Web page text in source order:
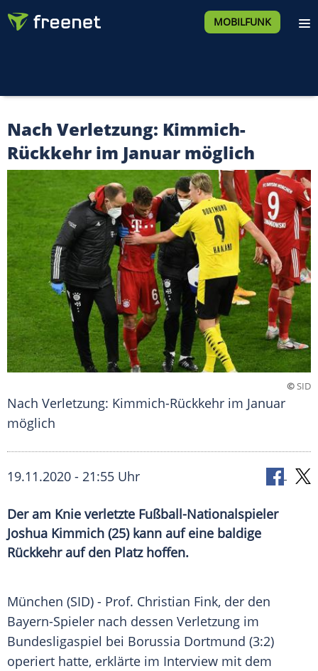
MOBILFUNK
Nach Verletzung: Kimmich-
Rückkehr im Januar möglich
©SID
Nach Verletzung: Kimmich-Rückkehr im Januar
möglich
19.11.2020 - 21:55 Uhr
Der am Knie verletzte Fußball-Nationalspieler
Joshua Kimmich (25) kann auf eine baldige
Rückkehr auf den Platz hoffen.
München (SID) - Prof. Christian Fink, der den
Bayern-Spieler nach dessen Verletzung im
Bundesligaspiel bei Borussia Dortmund (3:2)
operiert hatte, erklärte im Interview mit dem